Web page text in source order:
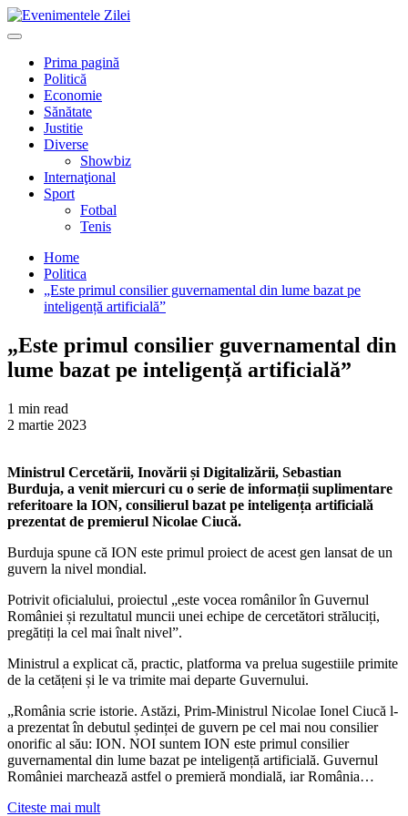
Mergi
la
Primary
Prima pagină
Politică
Economie
Sănătate
Justitie
Diverse
Showbiz
Internaţional
Sport
Fotbal
Tenis
Home
Politica
„Este primul consilier guvernamental din lume bazat pe
inteligență artificială”
„Este primul consilier guvernamental din
lume bazat pe inteligență artificială”
1 min read
2 martie 2023
Ministrul Cercetării, Inovării și Digitalizării, Sebastian
Burduja, a venit miercuri cu o serie de informații suplimentare
referitoare la ION, consilierul bazat pe inteligența artificială
prezentat de premierul Nicolae Ciucă.
Burduja spune că ION este primul proiect de acest gen lansat de un
guvern la nivel mondial.
Potrivit oficialului, proiectul „este vocea românilor în Guvernul
României și rezultatul muncii unei echipe de cercetători străluciți,
pregătiți la cel mai înalt nivel”.
Ministrul a explicat că, practic, platforma va prelua sugestiile primite
de la cetățeni și le va trimite mai departe Guvernului.
„România scrie istorie. Astăzi, Prim-Ministrul Nicolae Ionel Ciucă l-
a prezentat în debutul ședinței de guvern pe cel mai nou consilier
onorific al său: ION. NOI suntem ION este primul consilier
guvernamental din lume bazat pe inteligență artificială. Guvernul
României marchează astfel o premieră mondială, iar România…
Citeste mai mult